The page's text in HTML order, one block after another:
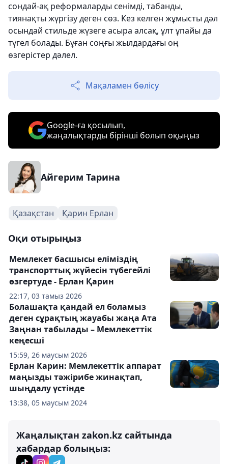
сондай-ақ реформаларды сенімді, табанды,
тиянақты жүргізу деген сөз. Кез келген жұмысты дәл
осындай стильде жүзеге асыра алсақ, ұлт ұпайы да
түгел болады. Бұған соңғы жылдардағы оң
өзгерістер дәлел.
Мақаламен бөлісу
Google-ға қосылып,
жаңалықтарды бірінші болып оқыңыз
Айгерим Тарина
Қазақстан Қарин Ерлан
Оқи отырыңыз
22:17, 03 тамыз 2026
Мемлекет басшысы еліміздің
транспорттық жүйесін түбегейлі
өзгертуде - Ерлан Қарин
15:59, 26 маусым 2026
Болашақта қандай ел боламыз
деген сұрақтың жауабы жаңа Ата
Заңнан табылады – Мемлекеттік
кеңесші
13:38, 05 маусым 2024
Ерлан Карин: Мемлекеттік аппарат
маңызды тәжірибе жинақтап,
шыңдалу үстінде
Жаңалықтан zakon.kz сайтында
хабардар болыңыз: